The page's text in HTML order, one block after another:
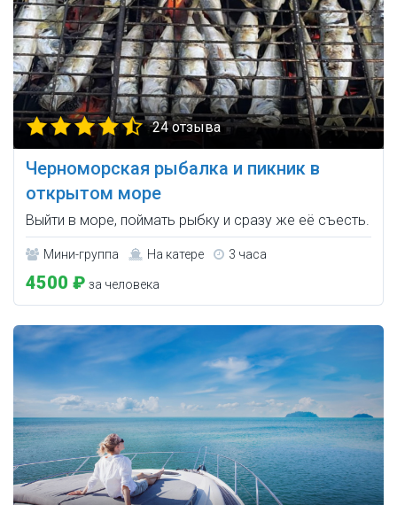
24 отзыва
Черноморская рыбалка и пикник в
открытом море
Выйти в море, поймать рыбку и сразу же её съесть.
Мини-группа На катере 3 часа
4500 ₽ за человека